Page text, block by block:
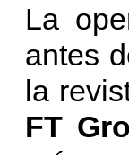
La
antes
la
FT